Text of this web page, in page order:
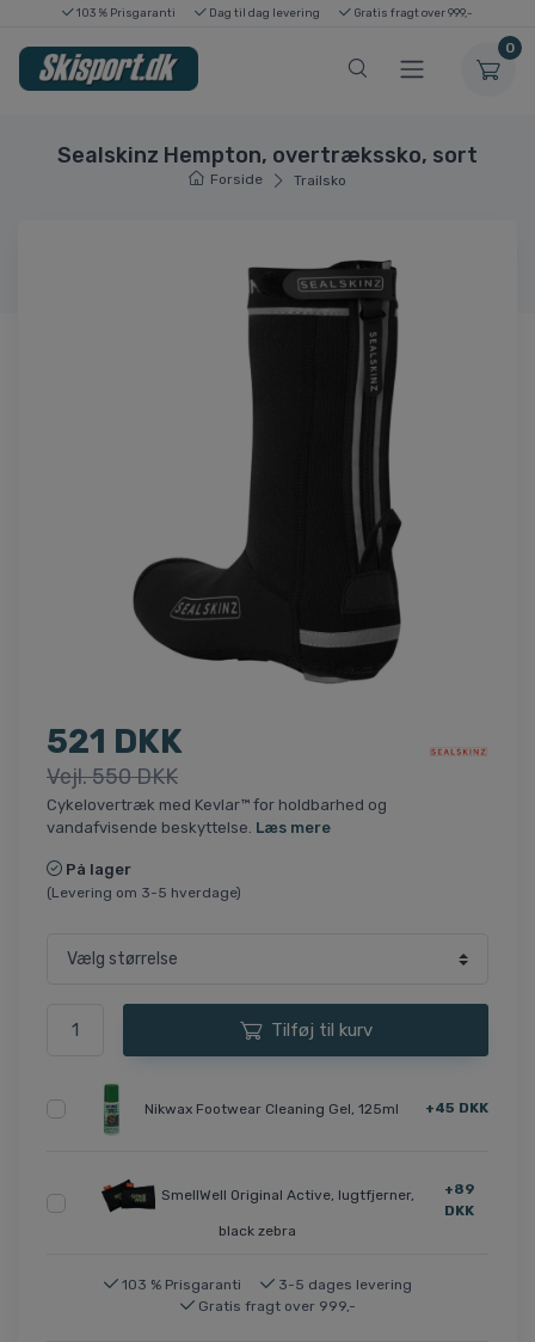
103 % Prisgaranti Dag til dag levering Gratis fragt over 999,-
0
Sealskinz Hempton, overtrækssko, sort
Forside Trailsko
521 DKK
Vejl. 550 DKK
Cykelovertræk med Kevlar™ for holdbarhed og
vandafvisende beskyttelse. Læs mere
På lager
(Levering om 3-5 hverdage)
Tilføj til kurv
Nikwax Footwear Cleaning Gel, 125ml +45 DKK
SmellWell Original Active, lugtfjerner,
black zebra
+89
DKK
103 % Prisgaranti
3-5 dages levering
Gratis fragt over 999,-